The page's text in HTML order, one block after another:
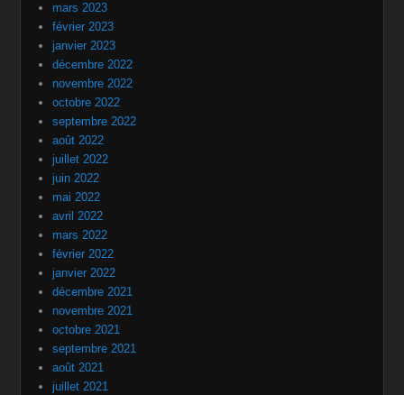
mars 2023
février 2023
janvier 2023
décembre 2022
novembre 2022
octobre 2022
septembre 2022
août 2022
juillet 2022
juin 2022
mai 2022
avril 2022
mars 2022
février 2022
janvier 2022
décembre 2021
novembre 2021
octobre 2021
septembre 2021
août 2021
juillet 2021